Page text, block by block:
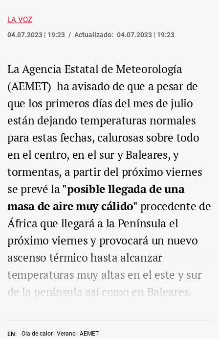
LA VOZ
04.07.2023 | 19:23 Actualizado: 04.07.2023 | 19:23
EN: Ola de calor Verano AEMET
La Agencia Estatal de Meteorología
(AEMET) ha avisado de que a pesar de
que los primeros días del mes de julio
están dejando temperaturas normales
para estas fechas, calurosas sobre todo
en el centro, en el sur y Baleares, y
tormentas, a partir del próximo viernes
se prevé la"posible llegada de una
masa de aire muy cálido" procedente de
África que llegará a la Península el
próximo viernes y provocará un nuevo
ascenso térmico hasta alcanzar
temperaturas muy altas en el este y sur
de la península así como en Baleares.